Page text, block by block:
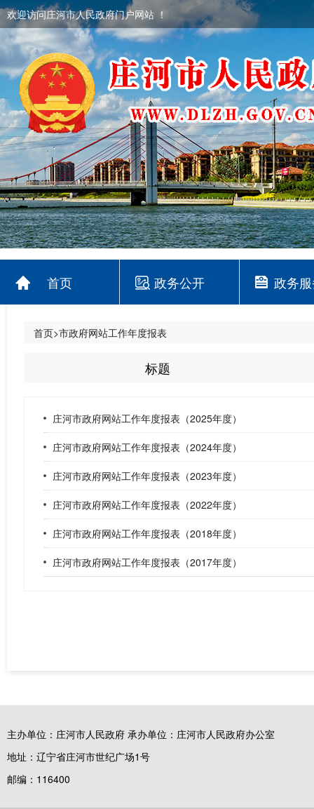
欢迎访问庄河市人民政府门户网站 ！
首页 政务公开 政务
首页>市政府网站工作年度报表
标题
庄河市政府网站工作年度报表（2025年度）
庄河市政府网站工作年度报表（2024年度）
庄河市政府网站工作年度报表（2023年度）
庄河市政府网站工作年度报表（2022年度）
庄河市政府网站工作年度报表（2018年度）
庄河市政府网站工作年度报表（2017年度）
主办单位：庄河市人民政府 承办单位：庄河市人民政府办公室
地址：辽宁省庄河市世纪广场1号
邮编：116400